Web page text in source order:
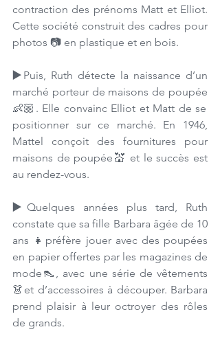
contraction des prénoms Matt et Elliot.
Cette société construit des cadres pour
photos 📷 en plastique et en bois.
▶️ Puis, Ruth détecte la naissance d’un
marché porteur de maisons de poupée
👶🏼. Elle convainc Elliot et Matt de se
positionner sur ce marché. En 1946,
Mattel conçoit des fournitures pour
maisons de poupée💒 et le succès est
au rendez-vous.
▶️ Quelques années plus tard, Ruth
constate que sa fille Barbara âgée de 10
ans 👧préfère jouer avec des poupées
en papier offertes par les magazines de
mode👠, avec une série de vêtements
👗et d’accessoires à découper. Barbara
prend plaisir à leur octroyer des rôles
de grands.